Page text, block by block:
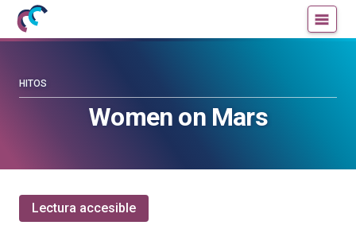
Mujeres
con
UPV/EHU
blog
UPV/EHU
Women on Mars
HITOS
Lectura accesible